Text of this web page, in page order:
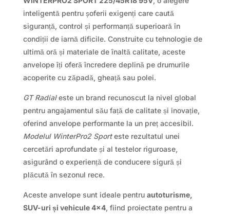
inteligentă pentru șoferii exigenți care caută
siguranță, control și performanță superioară în
condiții de iarnă dificile. Construite cu tehnologie de
ultimă oră și materiale de înaltă calitate, aceste
anvelope îți oferă încredere deplină pe drumurile
acoperite cu zăpadă, gheață sau polei.
GT Radialeste un brand recunoscut la nivel global
pentru angajamentul său față de calitate și inovație,
oferind anvelope performante la un preț accesibil.
Modelul WinterPro2 Sporteste rezultatul unei
cercetări aprofundate și al testelor riguroase,
asigurând o experiență de conducere sigură și
plăcută în sezonul rece.
Aceste anvelope sunt ideale pentru autoturisme,
SUV-uri și vehicule 4×4, fiind proiectate pentru a